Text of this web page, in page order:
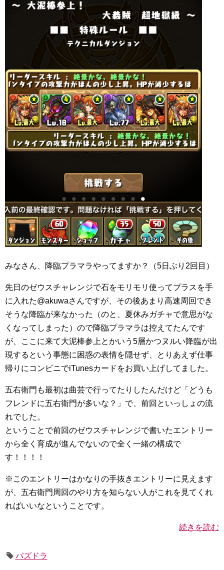
みなさん、降臨プラマラやってますか？（5日ぶり2回目）
先日のゼウスチャレンジで石をモリモリ使ってプラスを手
に入れた@akuwaさんですが、その後あまり高速周回でき
そうな降臨が来なかった（のと、夏休みガチャで意思がな
くなってしまった）ので降臨プラマラは控えてたんです
が、ここに来て大泥棒参上とかいう5層かつヌルい降臨が出
現するという事態に困惑の表情を隠せず、とりあえず仕事
帰りにコンビニでiTunesカードをお買い上げしてました。
五右衛門も最初は曲芸で行ってたりしたんだけど「どうも
フレンドに五右衛門が多いな？」で、前回といっしょの流
れでした。
ということで前回のゼウスチャレンジで書いたエントリー
から全く育成が進んでないので全く一緒の構成で
す！！！！
※このエントリーはかなりの手抜きエントリーに見えます
が、五右衛門周回のやり方を知らない人がこれを見てくれ
ればいいなということです。
続きを読む
パズドラ